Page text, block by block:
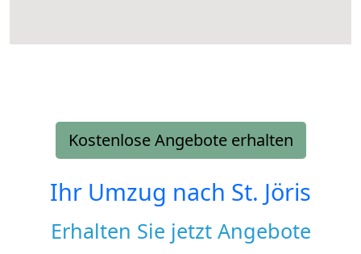
Kostenlose Angebote erhalten
Ihr Umzug nach St. Jöris
Erhalten Sie jetzt Angebote